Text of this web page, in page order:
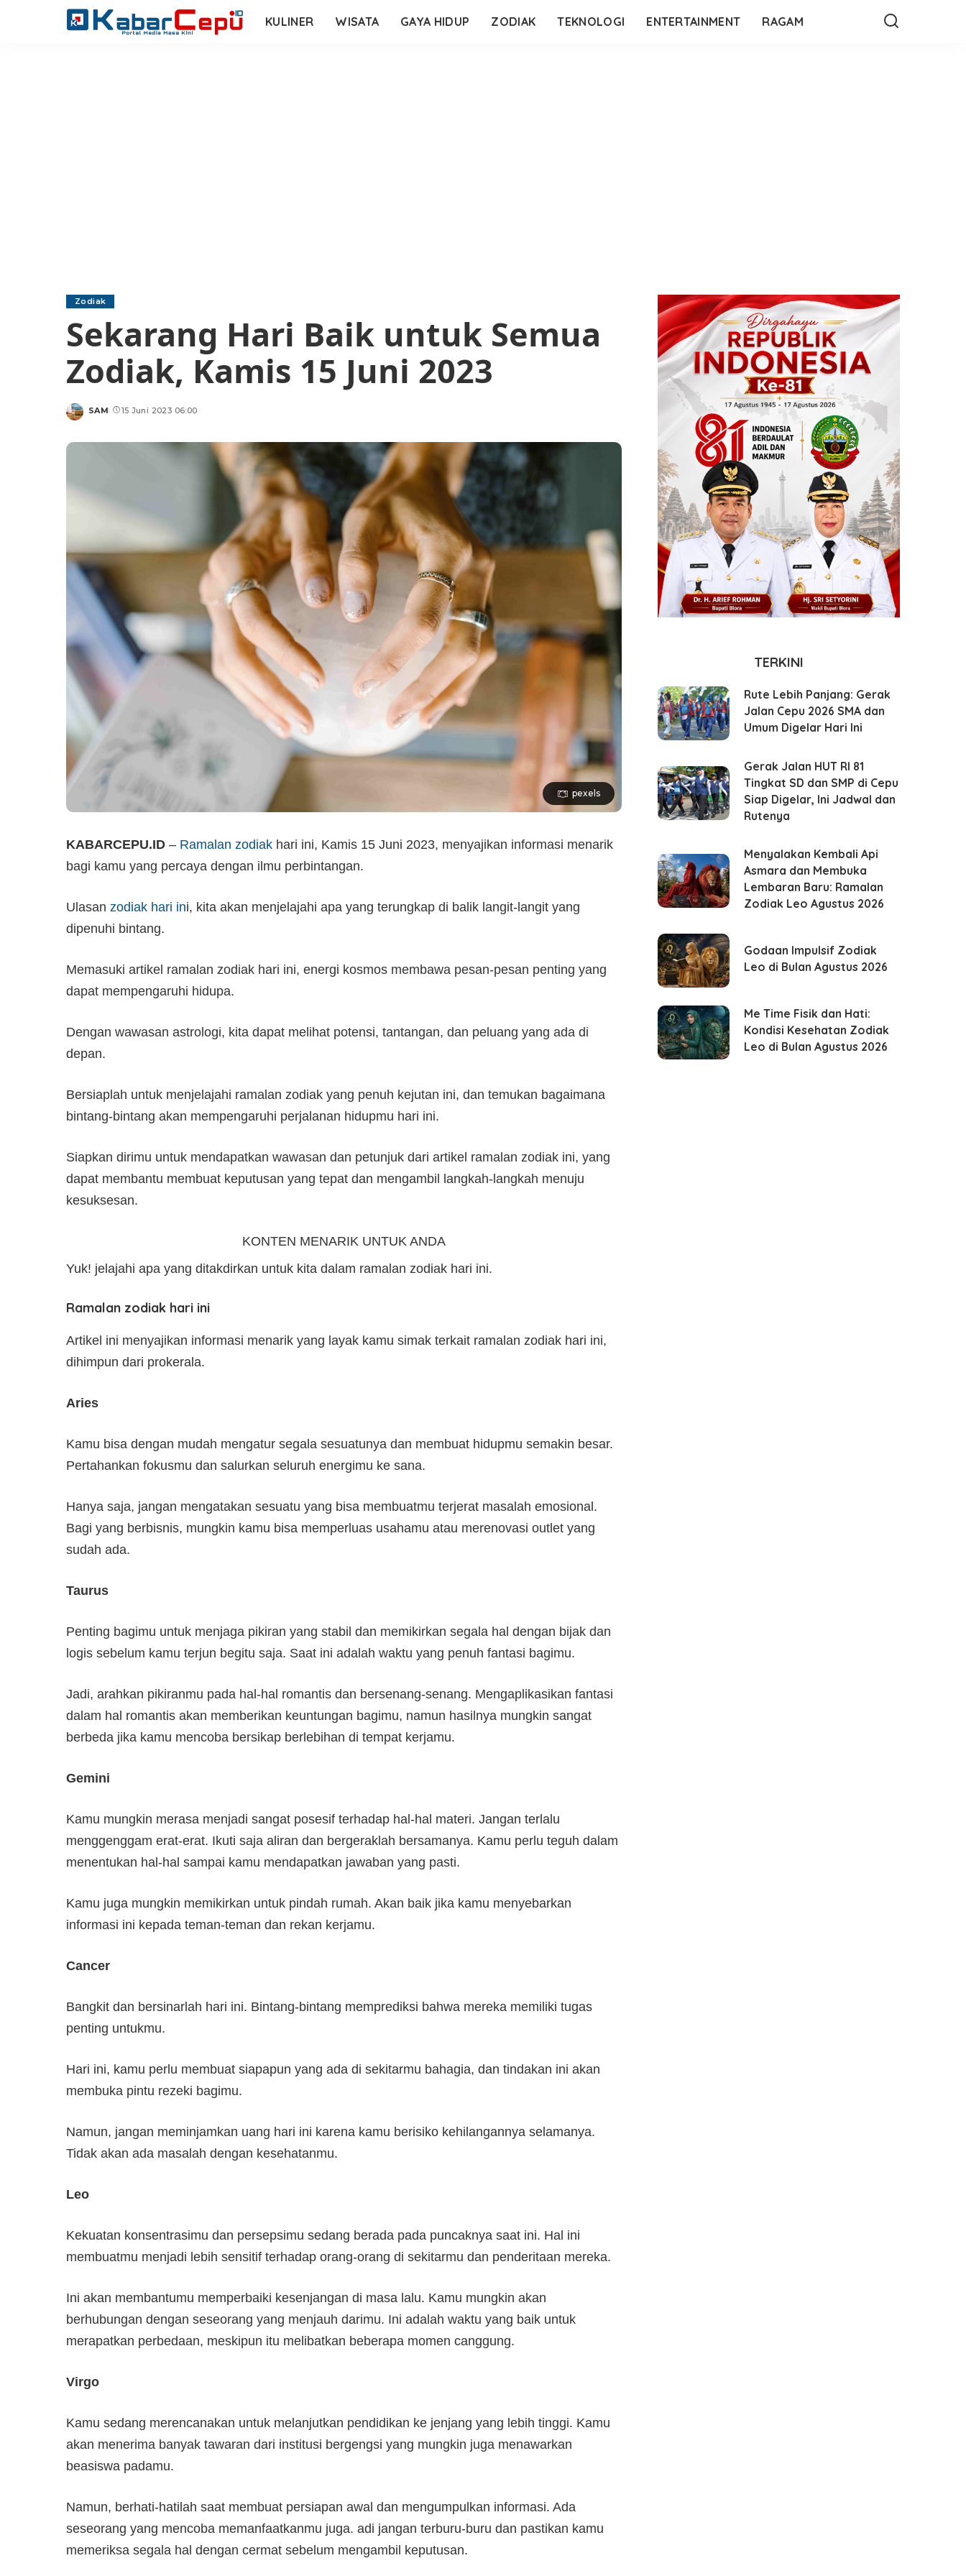
KULINER WISATA GAYA HIDUP ZODIAK TEKNOLOGI ENTERTAINMENT RAGAM
Zodiak
Sekarang Hari Baik untuk Semua
Zodiak, Kamis 15 Juni 2023
Posted
SAM 15 Juni 2023 06:00
pexels
KABARCEPU.ID – Ramalan zodiak hari ini, Kamis 15 Juni 2023, menyajikan informasi menarik
bagi kamu yang percaya dengan ilmu perbintangan.
Ulasan zodiak hari ini, kita akan menjelajahi apa yang terungkap di balik langit-langit yang
dipenuhi bintang.
Memasuki artikel ramalan zodiak hari ini, energi kosmos membawa pesan-pesan penting yang
dapat mempengaruhi hidupa.
Dengan wawasan astrologi, kita dapat melihat potensi, tantangan, dan peluang yang ada di
depan.
Bersiaplah untuk menjelajahi ramalan zodiak yang penuh kejutan ini, dan temukan bagaimana
bintang-bintang akan mempengaruhi perjalanan hidupmu hari ini.
Siapkan dirimu untuk mendapatkan wawasan dan petunjuk dari artikel ramalan zodiak ini, yang
dapat membantu membuat keputusan yang tepat dan mengambil langkah-langkah menuju
kesuksesan.
KONTEN MENARIK UNTUK ANDA
Yuk! jelajahi apa yang ditakdirkan untuk kita dalam ramalan zodiak hari ini.
Ramalan zodiak hari ini
Artikel ini menyajikan informasi menarik yang layak kamu simak terkait ramalan zodiak hari ini,
dihimpun dari prokerala.
Aries
Kamu bisa dengan mudah mengatur segala sesuatunya dan membuat hidupmu semakin besar.
Pertahankan fokusmu dan salurkan seluruh energimu ke sana.
Hanya saja, jangan mengatakan sesuatu yang bisa membuatmu terjerat masalah emosional.
Bagi yang berbisnis, mungkin kamu bisa memperluas usahamu atau merenovasi outlet yang
sudah ada.
Taurus
Penting bagimu untuk menjaga pikiran yang stabil dan memikirkan segala hal dengan bijak dan
logis sebelum kamu terjun begitu saja. Saat ini adalah waktu yang penuh fantasi bagimu.
Jadi, arahkan pikiranmu pada hal-hal romantis dan bersenang-senang. Mengaplikasikan fantasi
dalam hal romantis akan memberikan keuntungan bagimu, namun hasilnya mungkin sangat
berbeda jika kamu mencoba bersikap berlebihan di tempat kerjamu.
Gemini
Kamu mungkin merasa menjadi sangat posesif terhadap hal-hal materi. Jangan terlalu
menggenggam erat-erat. Ikuti saja aliran dan bergeraklah bersamanya. Kamu perlu teguh dalam
menentukan hal-hal sampai kamu mendapatkan jawaban yang pasti.
Kamu juga mungkin memikirkan untuk pindah rumah. Akan baik jika kamu menyebarkan
informasi ini kepada teman-teman dan rekan kerjamu.
Cancer
Bangkit dan bersinarlah hari ini. Bintang-bintang memprediksi bahwa mereka memiliki tugas
penting untukmu.
Hari ini, kamu perlu membuat siapapun yang ada di sekitarmu bahagia, dan tindakan ini akan
membuka pintu rezeki bagimu.
Namun, jangan meminjamkan uang hari ini karena kamu berisiko kehilangannya selamanya.
Tidak akan ada masalah dengan kesehatanmu.
Leo
Kekuatan konsentrasimu dan persepsimu sedang berada pada puncaknya saat ini. Hal ini
membuatmu menjadi lebih sensitif terhadap orang-orang di sekitarmu dan penderitaan mereka.
Ini akan membantumu memperbaiki kesenjangan di masa lalu. Kamu mungkin akan
berhubungan dengan seseorang yang menjauh darimu. Ini adalah waktu yang baik untuk
merapatkan perbedaan, meskipun itu melibatkan beberapa momen canggung.
Virgo
Kamu sedang merencanakan untuk melanjutkan pendidikan ke jenjang yang lebih tinggi. Kamu
akan menerima banyak tawaran dari institusi bergengsi yang mungkin juga menawarkan
beasiswa padamu.
Namun, berhati-hatilah saat membuat persiapan awal dan mengumpulkan informasi. Ada
seseorang yang mencoba memanfaatkanmu juga. adi jangan terburu-buru dan pastikan kamu
memeriksa segala hal dengan cermat sebelum mengambil keputusan.
TERKINI
Rute Lebih Panjang: Gerak
Jalan Cepu 2026 SMA dan
Umum Digelar Hari Ini
Gerak Jalan HUT RI 81
Tingkat SD dan SMP di Cepu
Siap Digelar, Ini Jadwal dan
Rutenya
Menyalakan Kembali Api
Asmara dan Membuka
Lembaran Baru: Ramalan
Zodiak Leo Agustus 2026
Godaan Impulsif Zodiak
Leo di Bulan Agustus 2026
Me Time Fisik dan Hati:
Kondisi Kesehatan Zodiak
Leo di Bulan Agustus 2026